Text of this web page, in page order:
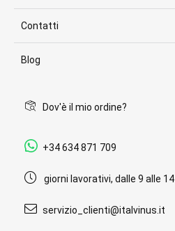
Contatti
Blog
Dov'è il mio ordine?
+34 634 871 709
giorni lavorativi, dalle 9 alle 14
servizio_clienti@italvinus.it